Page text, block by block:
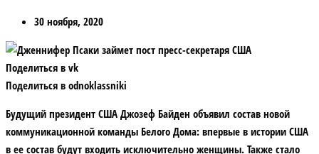
30 ноября, 2020
Поделиться в vk
Поделиться в odnoklassniki
Будущий президент США Джозеф Байден объявил состав новой
коммуникационной команды Белого Дома: впервые в истории США
в ее состав будут входить исключительно женщины. Также стало